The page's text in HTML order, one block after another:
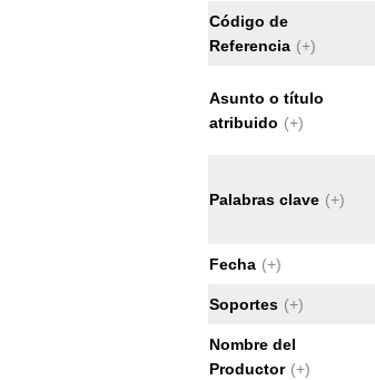
Código de
Referencia (+)
Asunto o título
atribuido (+)
Palabras clave (+)
Fecha (+)
Soportes (+)
Nombre del
Productor (+)